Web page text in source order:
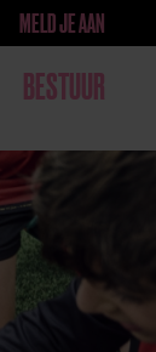
MELD JE AAN
BESTUUR